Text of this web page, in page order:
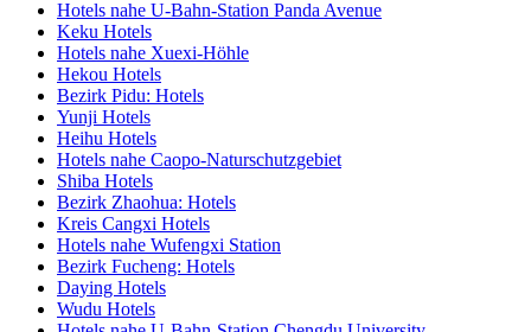
Hotels nahe U-Bahn-Station Panda Avenue
Keku Hotels
Hotels nahe Xuexi-Höhle
Hekou Hotels
Bezirk Pidu: Hotels
Yunji Hotels
Heihu Hotels
Hotels nahe Caopo-Naturschutzgebiet
Shiba Hotels
Bezirk Zhaohua: Hotels
Kreis Cangxi Hotels
Hotels nahe Wufengxi Station
Bezirk Fucheng: Hotels
Daying Hotels
Wudu Hotels